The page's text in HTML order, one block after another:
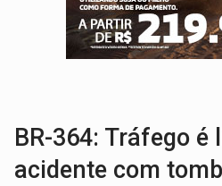
SUCESSO NA
BR-364: Tráfego é
acidente com